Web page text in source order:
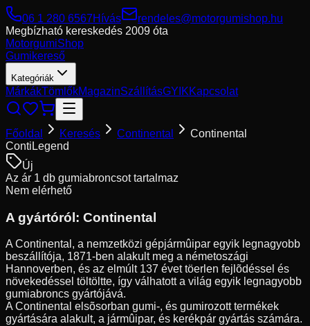
06 1 280 6567Hívás
rendeles@motorgumishop.hu
Megbízható kereskedés 2009 óta
MotorgumiShop
Gumikereső
Kategóriák
MárkákTömlőkMagazinSzállításGYIKKapcsolat
Főoldal Keresés Continental
Continental
ContiLegend
Új
Az ár 1 db gumiabroncsot tartalmaz
Nem elérhető
A gyártóról: Continental
A Continental, a nemzetközi gépjármûipar egyik legnagyobb
beszállítója, 1871-ben alakult meg a németoszági
Hannoverben, és az elmúlt 137 évet töerlen fejlõdéssel és
növekedéssel töltöltte, így válhatott a világ egyik legnagyobb
gumiabroncs gyártójává.
A Continental elsõsorban gumi-, és gumirozott termékek
gyártására alakult, a jármûipar, és kerékpár gyártás számára.